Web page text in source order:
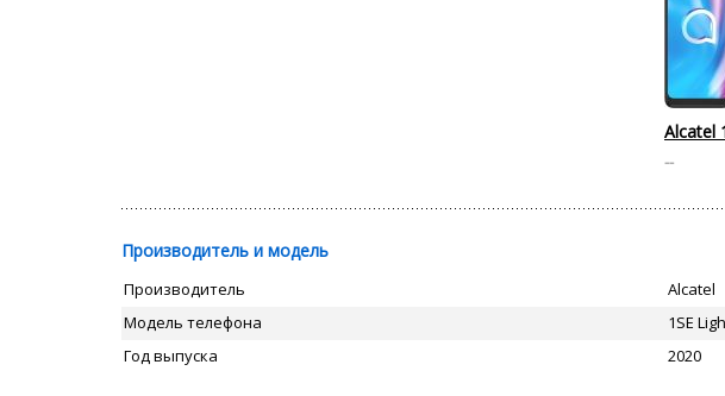
Alcatel
--
Производитель и модель
Производитель Alcatel
Модель телефона
1SE
Год выпуска
2020